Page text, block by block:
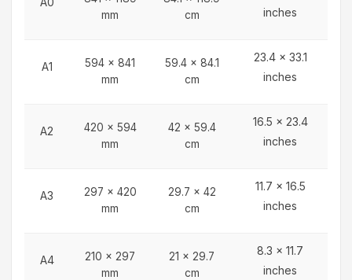
mm
cm
inches
A1
594 x 841
mm
59.4 x 84.1
cm
23.4 x 33.1
inches
A2
420 x 594
mm
42 x 59.4
cm
16.5 x 23.4
inches
A3
297 x 420
mm
29.7 x 42
cm
11.7 x 16.5
inches
A4
210 x 297
mm
21 x 29.7
cm
8.3 x 11.7
inches